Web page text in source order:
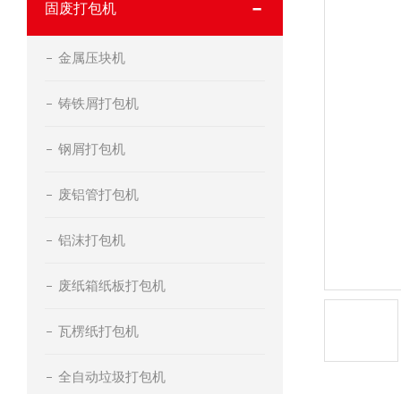
固废打包机
金属压块机
铸铁屑打包机
钢屑打包机
废铝管打包机
铝沫打包机
废纸箱纸板打包机
瓦楞纸打包机
全自动垃圾打包机